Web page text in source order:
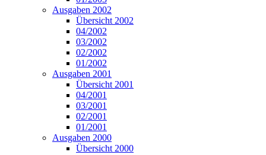
Ausgaben 2002
Übersicht 2002
04/2002
03/2002
02/2002
01/2002
Ausgaben 2001
Übersicht 2001
04/2001
03/2001
02/2001
01/2001
Ausgaben 2000
Übersicht 2000